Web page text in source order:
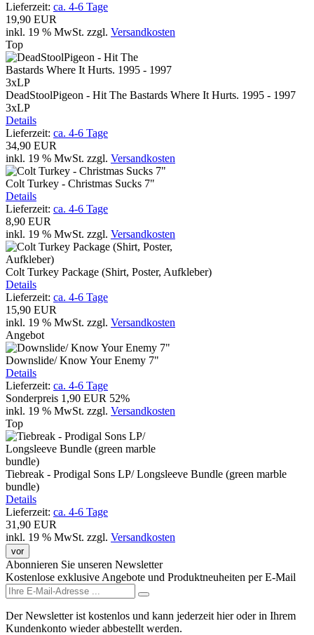
Lieferzeit: ca. 4-6 Tage
19,90 EUR
inkl. 19 % MwSt. zzgl. Versandkosten
Top
DeadStoolPigeon - Hit The Bastards Where It Hurts. 1995 - 1997
3xLP
Details
Lieferzeit: ca. 4-6 Tage
34,90 EUR
inkl. 19 % MwSt. zzgl. Versandkosten
Colt Turkey - Christmas Sucks 7"
Details
Lieferzeit: ca. 4-6 Tage
8,90 EUR
inkl. 19 % MwSt. zzgl. Versandkosten
Colt Turkey Package (Shirt, Poster, Aufkleber)
Details
Lieferzeit: ca. 4-6 Tage
15,90 EUR
inkl. 19 % MwSt. zzgl. Versandkosten
Angebot
Downslide/ Know Your Enemy 7"
Details
Lieferzeit: ca. 4-6 Tage
Sonderpreis 1,90 EUR 52%
inkl. 19 % MwSt. zzgl. Versandkosten
Top
Tiebreak - Prodigal Sons LP/ Longsleeve Bundle (green marble
bundle)
Details
Lieferzeit: ca. 4-6 Tage
31,90 EUR
inkl. 19 % MwSt. zzgl. Versandkosten
vor
Abonnieren Sie unseren Newsletter
Kostenlose exklusive Angebote und Produktneuheiten per E-Mail
Der Newsletter ist kostenlos und kann jederzeit hier oder in Ihrem
Kundenkonto wieder abbestellt werden.